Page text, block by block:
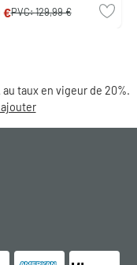
€PVC:129,99 €
taux en vigeur de 20%.